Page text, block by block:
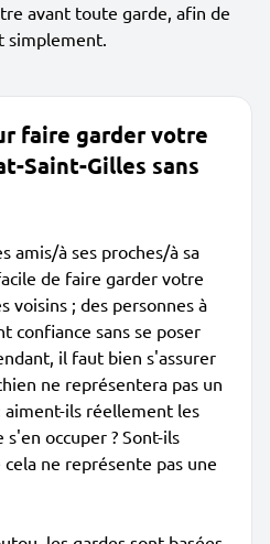
avant toute garde, afin de
simplement.
faire garder votre
Saint-Gilles sans
amis/à ses proches/à sa
de faire garder votre
voisins ; des personnes à
confiance sans se poser
il faut bien s'assurer
ne représentera pas un
ils réellement les
s'en occuper ? Sont-ils
cela ne représente pas une